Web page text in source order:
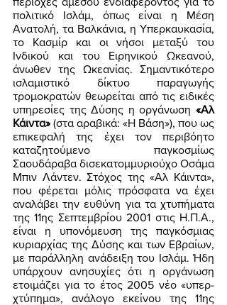
πολιτικό Ισλάμ, όπως είναι η Μέση
Ανατολή, τα Βαλκάνια, η Υπερκαυκασία,
το Κασμίρ και οι νήσοι μεταξύ του
Ινδικού και του Ειρηνικού Ωκεανού,
άνωθεν της Ωκεανίας. Σημαντικότερο
ισλαμιστικό δίκτυο παραγωγής
τρομοκρατών θεωρείται από τις ειδικές
υπηρεσίες της Δύσης η οργάνωση «Αλ
Κάιντα» (στα αραβικά: «Η Βάση»), που ως
επικεφαλή της έχει τον περιβόητο
καταζητούμενο παγκοσμίως
Σαουδάραβα δισεκατομμυριούχο Οσάμα
Μπιν Λάντεν. Στόχος της «Αλ Κάιντα»,
που φέρεται μόλις πρόσφατα να έχει
αναλάβει την ευθύνη για τα χτυπήματα
της 11ης Σεπτεμβρίου 2001 στις Η.Π.Α.,
είναι η υπονόμευση της παγκόσμιας
κυριαρχίας της Δύσης και των Εβραίων,
με παράλληλη ανάδειξη του Ισλάμ. Ήδη
υπάρχουν ανησυχίες ότι η οργάνωση
ετοιμάζει για το έτος 2005 νέο «υπερ-
χτύπημα», ανάλογο εκείνου της 11ης